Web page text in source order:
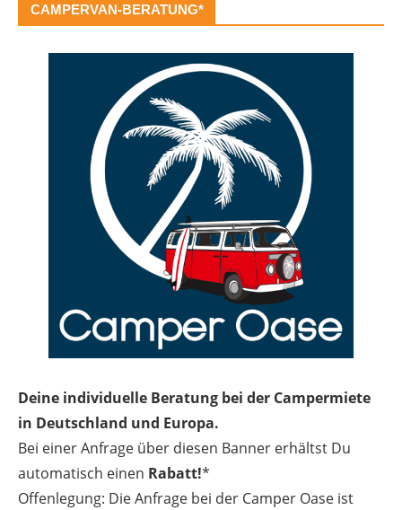
CAMPERVAN-BERATUNG*
Deine individuelle Beratung bei der Campermiete
in Deutschland und Europa.
Bei einer Anfrage über diesen Banner erhältst Du
automatisch einen Rabatt!*
Offenlegung: Die Anfrage bei der Camper Oase ist